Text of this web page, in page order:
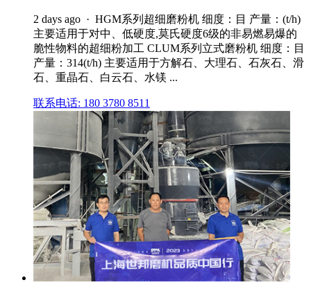
2 days ago · HGM系列超细磨粉机 细度：目 产量：(t/h)
主要适用于对中、低硬度,莫氏硬度6级的非易燃易爆的
脆性物料的超细粉加工 CLUM系列立式磨粉机 细度：目
产量：314(t/h) 主要适用于方解石、大理石、石灰石、滑
石、重晶石、白云石、水镁 ...
联系电话: 180 3780 8511